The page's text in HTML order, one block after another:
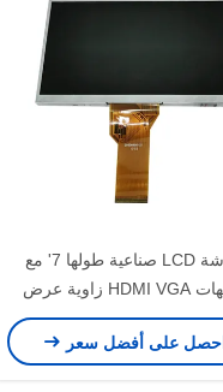
شاشة LCD صناعية طولها 7' مع
واجهات HDMI VGA زاوية عرض
واسعة -20 °C إلى 70 °C درجة
حرارة تشغيل
احصل على أفضل سعر